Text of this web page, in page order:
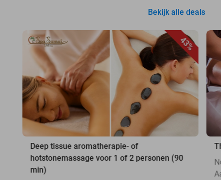
Bekijk alle deals
43%
Deep tissue aromatherapie- of
hotstonemassage voor 1 of 2 personen (90
min)